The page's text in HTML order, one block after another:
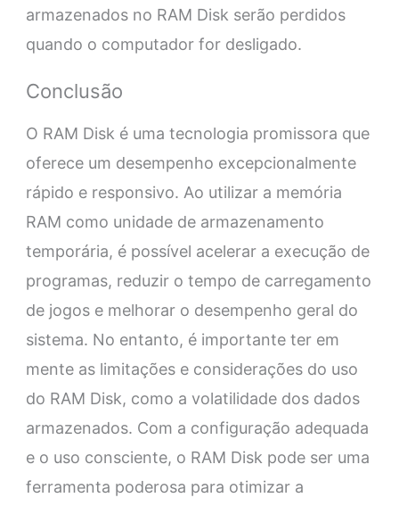
armazenados no RAM Disk serão perdidos
quando o computador for desligado.
Conclusão
O RAM Disk é uma tecnologia promissora que
oferece um desempenho excepcionalmente
rápido e responsivo. Ao utilizar a memória
RAM como unidade de armazenamento
temporária, é possível acelerar a execução de
programas, reduzir o tempo de carregamento
de jogos e melhorar o desempenho geral do
sistema. No entanto, é importante ter em
mente as limitações e considerações do uso
do RAM Disk, como a volatilidade dos dados
armazenados. Com a configuração adequada
e o uso consciente, o RAM Disk pode ser uma
ferramenta poderosa para otimizar a